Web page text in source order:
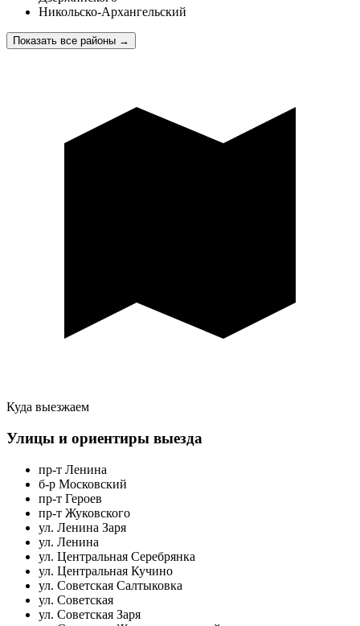
Никольско-Архангельский
Показать все районы →
Куда выезжаем
Улицы и ориентиры выезда
пр-т Ленина
б-р Московский
пр-т Героев
пр-т Жуковского
ул. Ленина Заря
ул. Ленина
ул. Центральная Серебрянка
ул. Центральная Кучино
ул. Советская Салтыковка
ул. Советская
ул. Советская Заря